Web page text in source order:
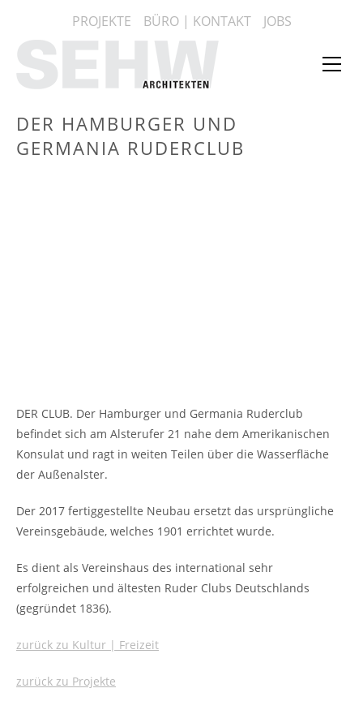
springen
PROJEKTE BÜRO | KONTAKT JOBS
DER HAMBURGER UND
GERMANIA RUDERCLUB
DER CLUB. Der Hamburger und Germania Ruderclub
befindet sich am Alsterufer 21 nahe dem Amerikanischen
Konsulat und ragt in weiten Teilen über die Wasserfläche
der Außenalster.
Der 2017 fertiggestellte Neubau ersetzt das ursprüngliche
Vereinsgebäude, welches 1901 errichtet wurde.
Es dient als Vereinshaus des international sehr
erfolgreichen und ältesten Ruder Clubs Deutschlands
(gegründet 1836).
zurück zu Kultur | Freizeit
zurück zu Projekte